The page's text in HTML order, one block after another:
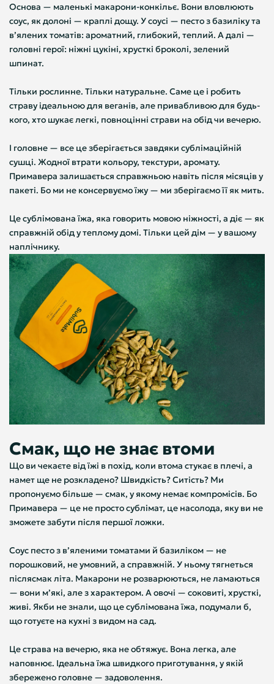
Основа — маленькі макарони-конкільє. Вони вловлюють
соус, як долоні — краплі дощу. У соусі — песто з базиліку та
в’ялених томатів: ароматний, глибокий, теплий. А далі —
головні герої: ніжні цукіні, хрусткі броколі, зелений
шпинат.
Тільки рослинне. Тільки натуральне. Саме це і робить
страву ідеальною для веганів, але привабливою для будь-
кого, хто шукає легкі, повноцінні страви на обід чи вечерю.
І головне — все це зберігається завдяки сублімаційній
сушці. Жодної втрати кольору, текстури, аромату.
Примавера залишається справжньою навіть після місяців у
пакеті. Бо ми не консервуємо їжу — ми зберігаємо її як мить.
Це сублімована їжа, яка говорить мовою ніжності, а діє — як
справжній обід у теплому домі. Тільки цей дім — у вашому
наплічнику.
Смак, що не знає втоми
Що ви чекаєте від їжі в похід, коли втома стукає в плечі, а
намет ще не розкладено? Швидкість? Ситість? Ми
пропонуємо більше — смак, у якому немає компромісів. Бо
Примавера — це не просто сублімат, це насолода, яку ви не
зможете забути після першої ложки.
Соус песто з в’яленими томатами й базиліком — не
порошковий, не умовний, а справжній. У ньому тягнеться
післясмак літа. Макарони не розварюються, не ламаються
— вони м’які, але з характером. А овочі — соковиті, хрусткі,
живі. Якби не знали, що це сублімована їжа, подумали б,
що готуєте на кухні з видом на сад.
Це страва на вечерю, яка не обтяжує. Вона легка, але
наповнює. Ідеальна їжа швидкого приготування, у якій
збережено головне — задоволення.